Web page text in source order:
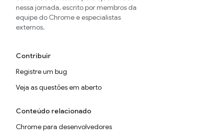
nessa jornada, escrito por membros da
equipe do Chrome e especialistas
externos.
Contribuir
Registre um bug
Veja as questões em aberto
Conteúdo relacionado
Chrome para desenvolvedores